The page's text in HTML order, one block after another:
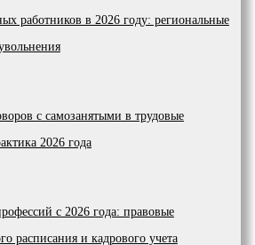
работников в 2026 году: региональные
с самозанятыми в трудовые
2026 года
с 2026 года: правовые
расписания и кадрового учета